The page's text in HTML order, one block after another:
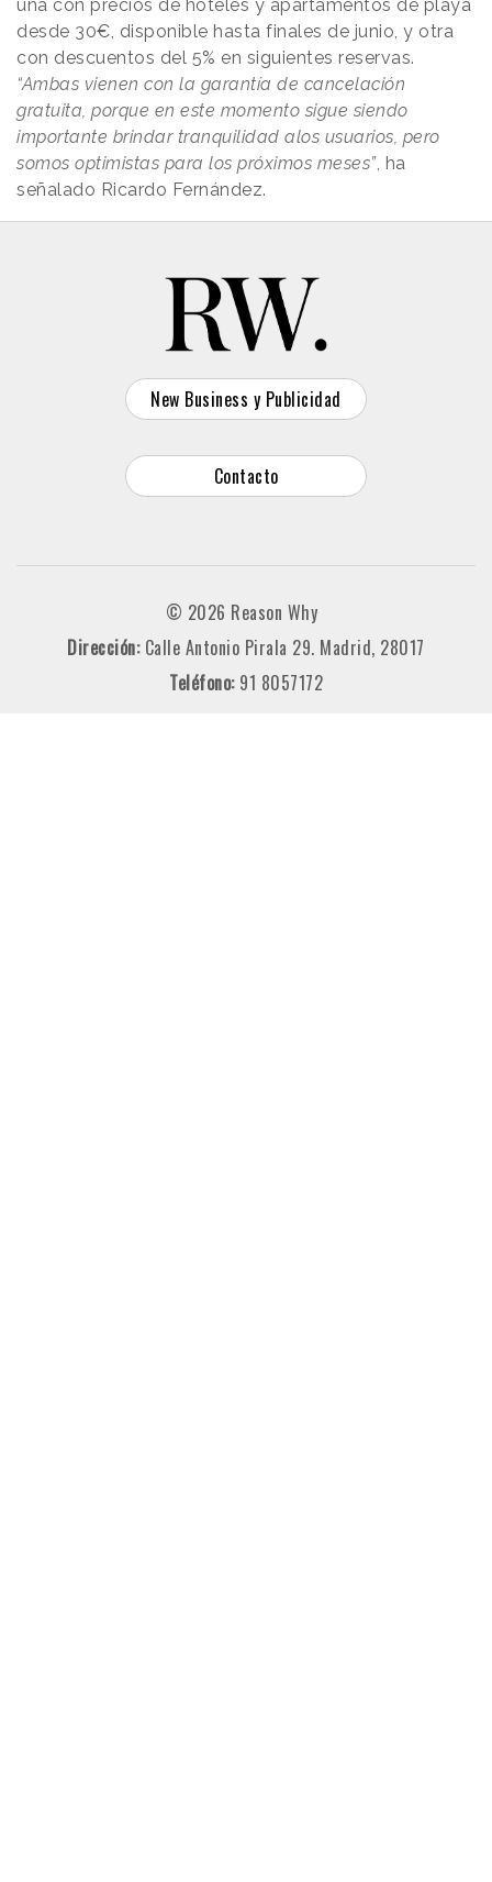
una con precios de hoteles y apartamentos de playa
desde 30€, disponible hasta finales de junio, y otra
con descuentos del 5% en siguientes reservas.
“Ambas vienen con la garantía de cancelación
gratuita, porque en este momento sigue siendo
importante brindar tranquilidad alos usuarios, pero
somos optimistas para los próximos meses”, ha
señalado Ricardo Fernández.
New Business y Publicidad
Contacto
© 2026 Reason Why
Dirección: Calle Antonio Pirala 29. Madrid, 28017
Teléfono: 91 8057172